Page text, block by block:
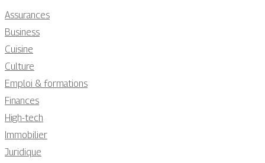
Assurances
Business
Cuisine
Culture
Emploi & formations
Finances
High-tech
Immobilier
Juridique